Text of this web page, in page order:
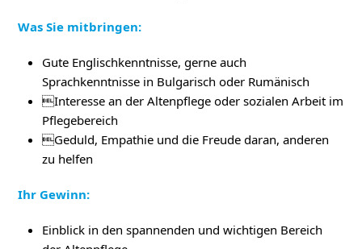
Was Sie mitbringen:
Gute Englischkenntnisse, gerne auch
Sprachkenntnisse in Bulgarisch oder Rumänisch
Interesse an der Altenpflege oder sozialen Arbeit im
Pflegebereich
Geduld, Empathie und die Freude daran, anderen
zu helfen
Ihr Gewinn:
Einblick in den spannenden und wichtigen Bereich